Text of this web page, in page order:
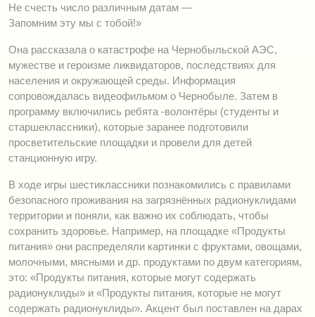
Не счесть число различным датам —
Запомним эту мы с тобой!»
Она рассказала о катастрофе на Чернобыльской АЭС,
мужестве и героизме ликвидаторов, последствиях для
населения и окружающей среды. Информация
сопровождалась видеофильмом о Чернобыле. Затем в
программу включились ребята -волонтёры (студенты и
старшеклассники), которые заранее подготовили
просветительские площадки и провели для детей
станционную игру.
В ходе игры шестиклассники познакомились с правилами
безопасного проживания на загрязнённых радионуклидами
территории и поняли, как важно их соблюдать, чтобы
сохранить здоровье. Например, на площадке «Продукты
питания» они распределяли картинки с фруктами, овощами,
молочными, мясными и др. продуктами по двум категориям,
это: «Продукты питания, которые могут содержать
радионуклиды» и «Продукты питания, которые не могут
содержать радионуклиды». Акцент был поставлен на дарах